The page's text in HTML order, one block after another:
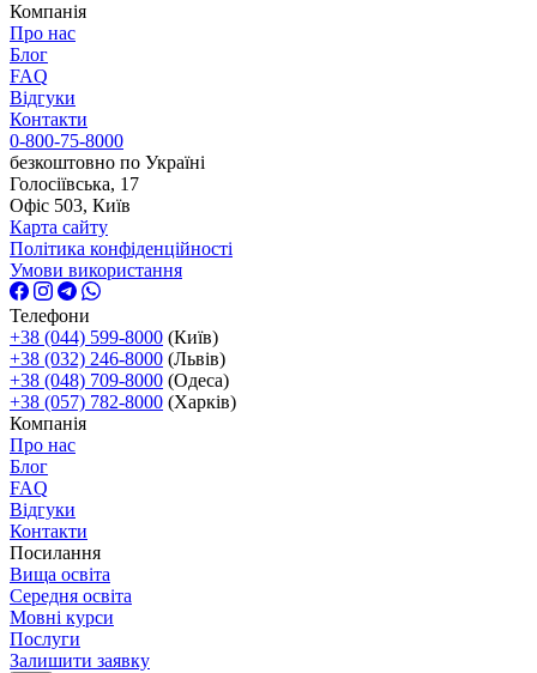
Компанія
Про нас
Блог
FAQ
Відгуки
Контакти
0-800-75-8000
безкоштовно по Україні
Голосіївська, 17
Офіс 503, Київ
Карта сайту
Політика конфіденційності
Умови використання
Телефони
+38 (044) 599-8000 (Київ)
+38 (032) 246-8000 (Львів)
+38 (048) 709-8000 (Одеса)
+38 (057) 782-8000 (Харків)
Компанія
Про нас
Блог
FAQ
Відгуки
Контакти
Посилання
Вища освіта
Середня освіта
Мовні курси
Послуги
Залишити заявку